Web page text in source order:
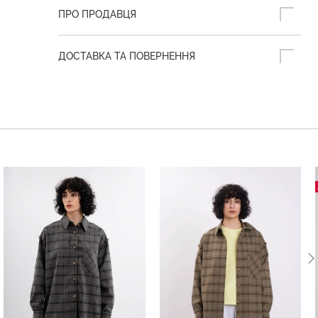
ПРО ПРОДАВЦЯ
ДОСТАВКА ТА ПОВЕРНЕННЯ